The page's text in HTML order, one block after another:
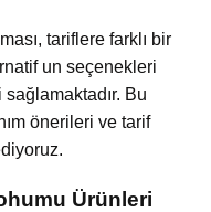
tariflere farklı bir
un seçenekleri
Bu
önerileri ve tarif
Ürünleri